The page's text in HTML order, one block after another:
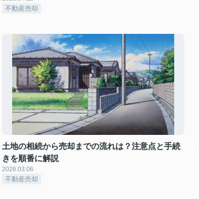
不動産売却
土地の相続から売却までの流れは？注意点と手続
きを順番に解説
2026.03.06
不動産売却